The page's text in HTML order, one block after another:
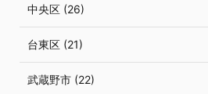
中央区 (26)
台東区 (21)
武蔵野市 (22)